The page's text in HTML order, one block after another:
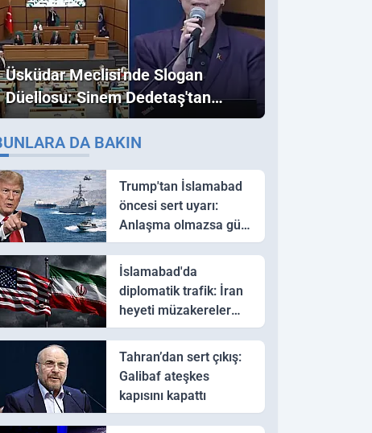
Üsküdar Meclisi'nde Slogan
Düellosu: Sinem Dedetaş'tan
Ezber Bozan "Erdoğan" ve
"İmamoğlu" Çıkışı!
DA BAKIN
Trump'tan İslamabad
öncesi sert uyarı:
Anlaşma olmazsa güç
kullanırız
İslamabad'da
diplomatik trafik: İran
heyeti müzakereler
için Pakistan'a ulaştı
Tahran’dan sert çıkış:
Galibaf ateşkes
kapısını kapattı